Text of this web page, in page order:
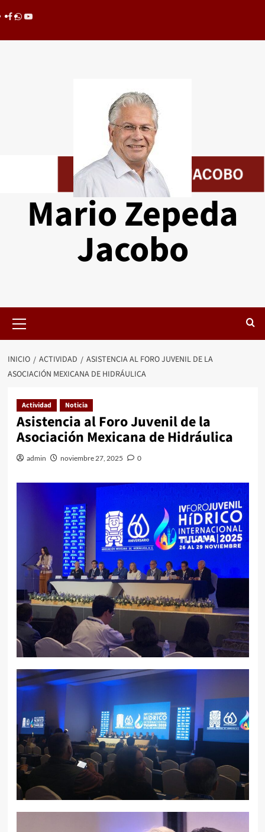
al
Facebook
whatsapp
youtube
Mario Zepeda
Jacobo
primario
INICIO ACTIVIDAD
ASISTENCIA AL FORO JUVENIL DE LA
ASOCIACIÓN MEXICANA DE HIDRÁULICA
Actividad Noticia
Asistencia al Foro Juvenil de la
Asociación Mexicana de Hidráulica
admin noviembre 27, 2025 0